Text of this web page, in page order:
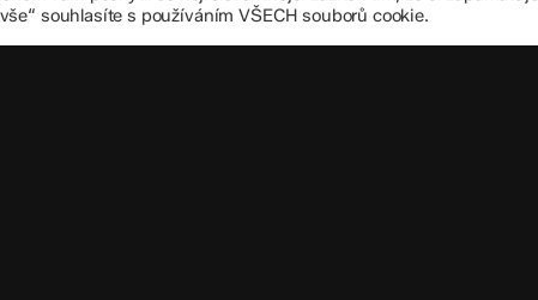
souhlasíte s používáním VŠECH souborů cookie.